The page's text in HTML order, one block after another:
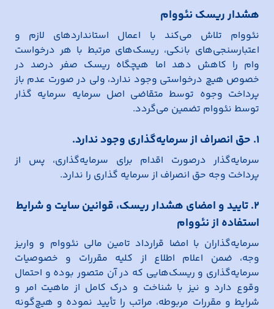
هشدار ریسک نئووام
نئووام تلاش می‌کند با اعمال استانداردهای لازم و
اعتبارسنجی‌های بانکی، ریسک‌های مرتبط با هر درخواست
وام را کاهش دهد اما هیچگاه ریسک صفر درصد در
خصوص هیچ درخواستی وجود ندارد، ولی در صورت عدم باز
پرداخت وجوه توسط متقاضی اصل سرمایه سرمایه گذار
توسط نئووام تضمین می‌گردد.
1. حق انصراف از سرمایه‌گذاری وجود ندارد.
سرمایه‌گذار درصورت اقدام برای سرمایه‌گذاری، پس از
پرداخت وجه حق انصراف از سرمایه گذاری را ندارد.
2. تایید و امضای هشدار ریسک، قوانین سایت و شرایط
استفاده از نئووام
سرمایه‌گذاران با امضا قرارداد تامین مالی نئووام و واریز
وجه، ضمن اعلام اطلاع از کلیه مقررات و خصوصیات
سرمایه‌‌‌گذاری و ریسک‌هایی که در آن متصور بوده و احتمال
وقوع دارد و نیز با شناخت و درک کامل از ماهیت امر و
شرایط و مقررات مربوطه، مراتب را تأیید نموده و هیچ‌گونه